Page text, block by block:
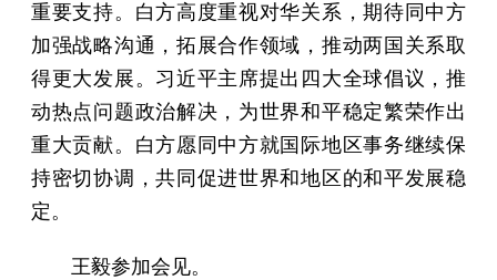
重要支持。白方高度重视对华关系，期待同中方
加强战略沟通，拓展合作领域，推动两国关系取
得更大发展。习近平主席提出四大全球倡议，推
动热点问题政治解决，为世界和平稳定繁荣作出
重大贡献。白方愿同中方就国际地区事务继续保
持密切协调，共同促进世界和地区的和平发展稳
定。
王毅参加会见。